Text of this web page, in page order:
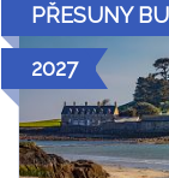
PŘESUNY
2027